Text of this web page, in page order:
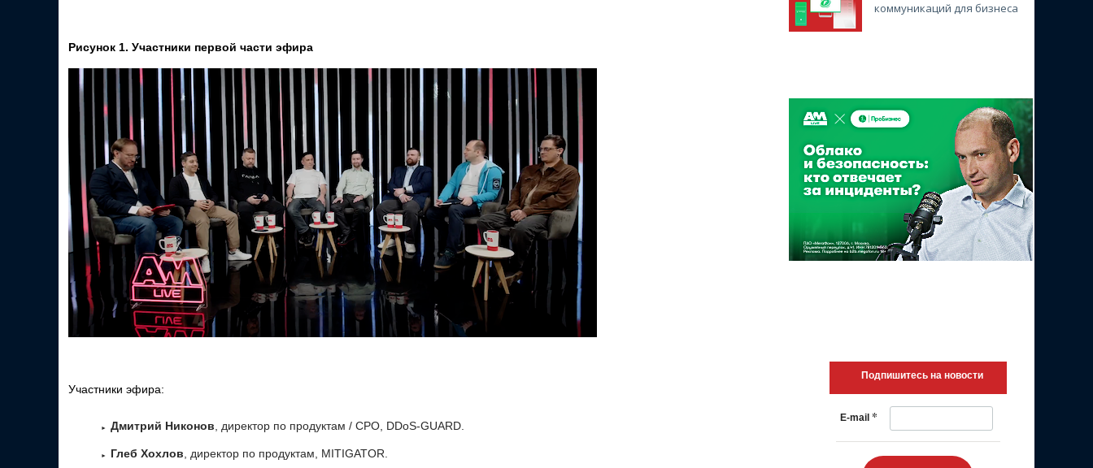
Рисунок 1. Участники первой части эфира
Участники эфира:
Дмитрий Никонов , директор по продуктам / CPO, DDoS-GUARD.
Глеб Хохлов , директор по продуктам, MITIGATOR.
коммуникаций для бизнеса
Подпишитесь на новости
E-mail *